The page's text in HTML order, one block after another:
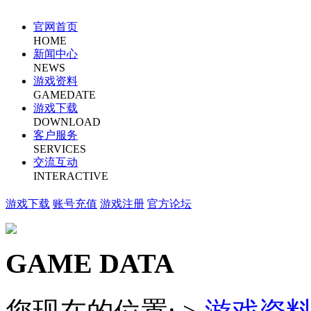
官网首页
HOME
新闻中心
NEWS
游戏资料
GAMEDATE
游戏下载
DOWNLOAD
客户服务
SERVICES
交流互动
INTERACTIVE
游戏下载 账号充值 游戏注册 官方论坛
GAME DATA